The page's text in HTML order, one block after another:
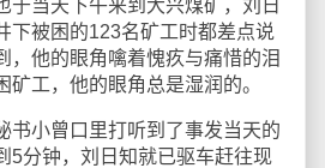
于当天下午来到大兴煤矿，刘日
下被困的123名矿工时都差点说
，他的眼角噙着愧疚与痛惜的泪
矿工，他的眼角总是湿润的。
小曾口里打听到了事发当天的
5分钟，刘日知就已驱车赶往现